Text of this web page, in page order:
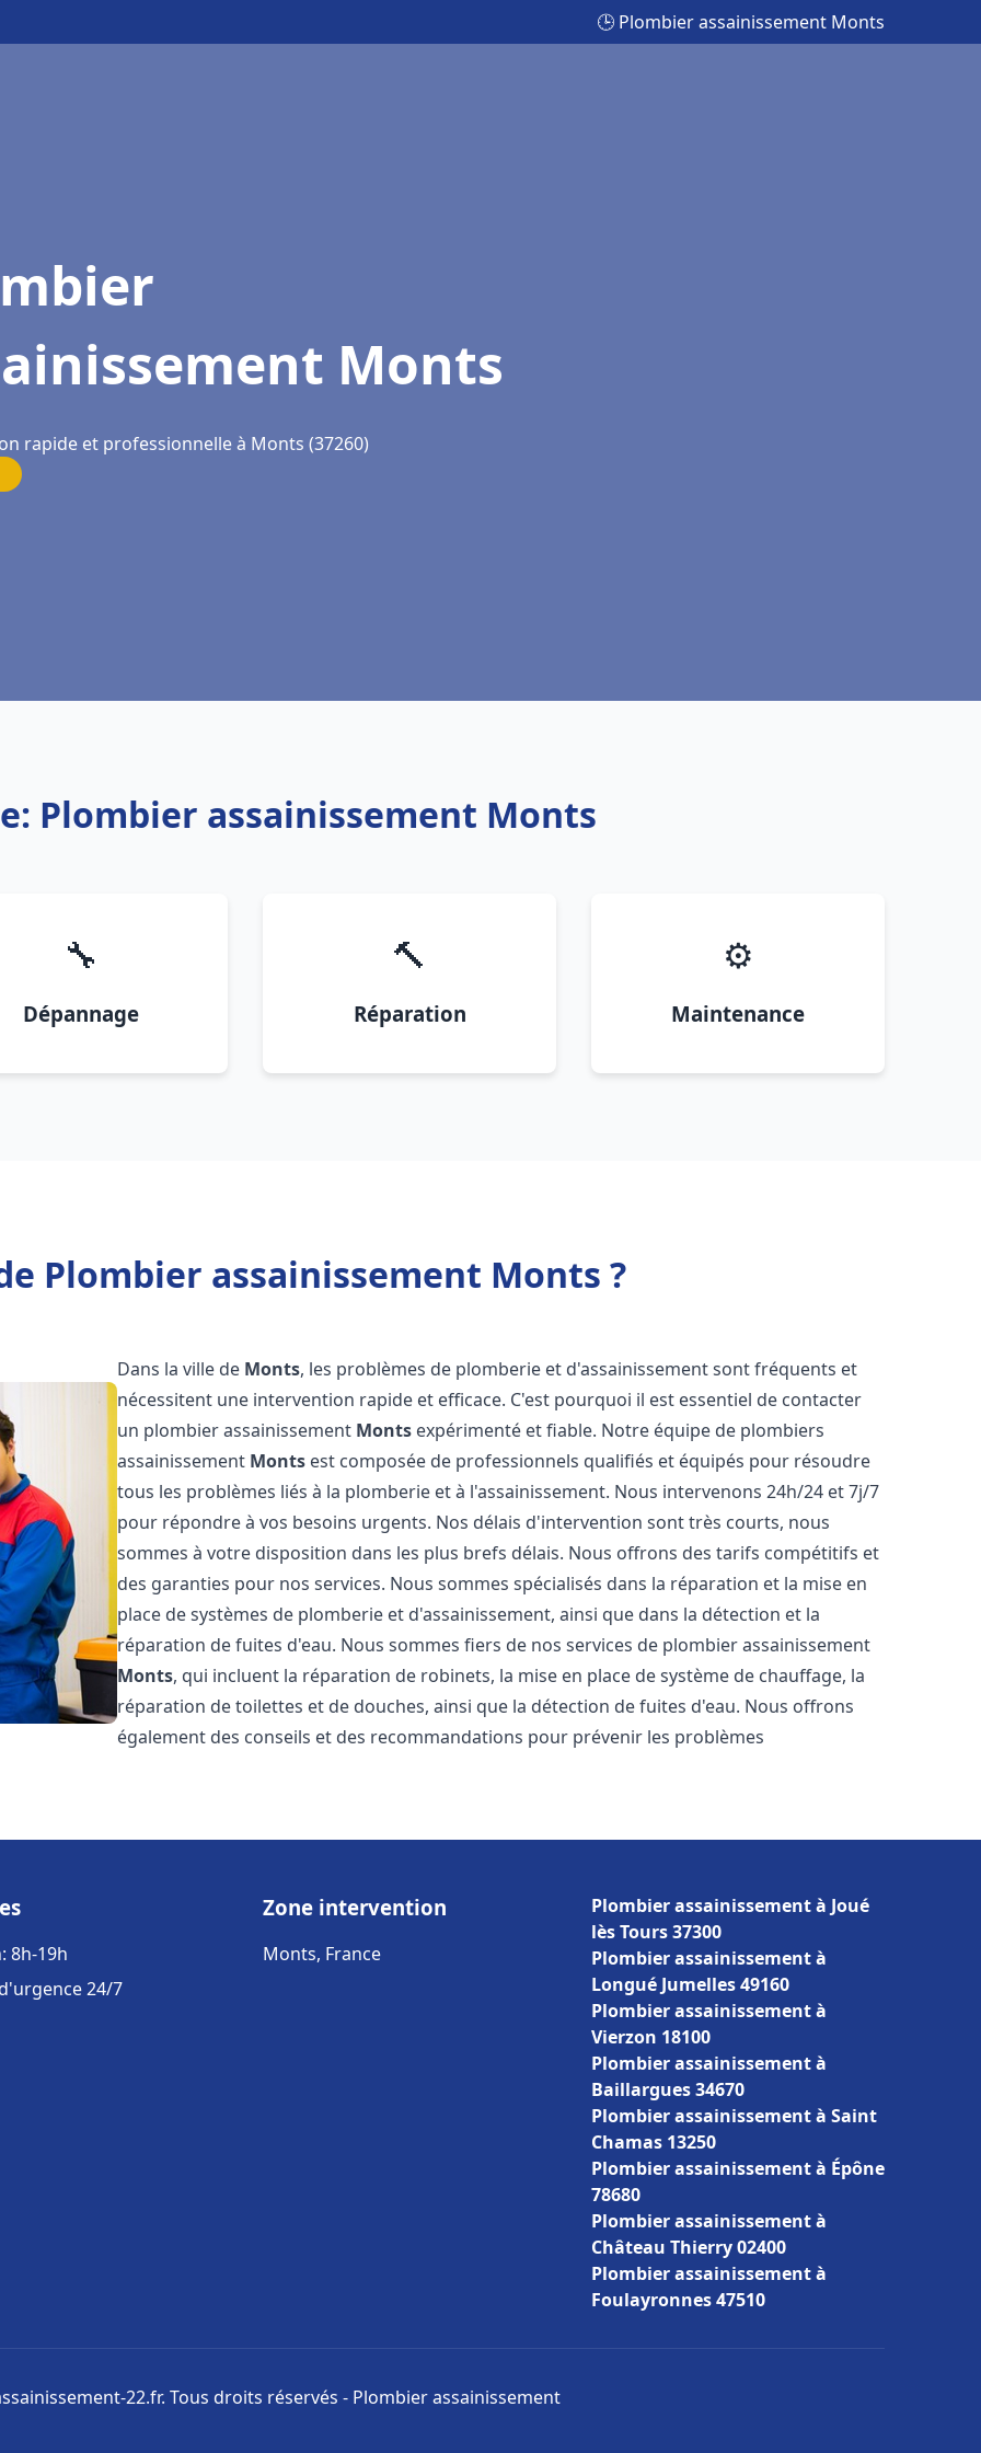
🕒 Plombier assainissement Monts
Monts
rapide et professionnelle à Monts (37260)
Plombier assainissement Monts
🔧
Dépannage
🔨
Réparation
⚙️
Maintenance
Plombier assainissement Monts ?
Dans la ville de Monts, les problèmes de plomberie et d'assainissement sont fréquents et
nécessitent une intervention rapide et efficace. C'est pourquoi il est essentiel de contacter
un plombier assainissement Monts expérimenté et fiable. Notre équipe de plombiers
assainissement Monts est composée de professionnels qualifiés et équipés pour résoudre
tous les problèmes liés à la plomberie et à l'assainissement. Nous intervenons 24h/24 et 7j/7
pour répondre à vos besoins urgents. Nos délais d'intervention sont très courts, nous
sommes à votre disposition dans les plus brefs délais. Nous offrons des tarifs compétitifs et
des garanties pour nos services. Nous sommes spécialisés dans la réparation et la mise en
place de systèmes de plomberie et d'assainissement, ainsi que dans la détection et la
réparation de fuites d'eau. Nous sommes fiers de nos services de plombier assainissement
Monts, qui incluent la réparation de robinets, la mise en place de système de chauffage, la
réparation de toilettes et de douches, ainsi que la détection de fuites d'eau. Nous offrons
également des conseils et des recommandations pour prévenir les problèmes
8h-19h
24/7
Zone intervention
Monts, France
Plombier assainissement à Joué
lès Tours 37300
Plombier assainissement à
Longué Jumelles 49160
Plombier assainissement à
Vierzon 18100
Plombier assainissement à
Baillargues 34670
Plombier assainissement à Saint
Chamas 13250
Plombier assainissement à Épône
78680
Plombier assainissement à
Château Thierry 02400
Plombier assainissement à
Foulayronnes 47510
22.fr. Tous droits réservés - Plombier assainissement